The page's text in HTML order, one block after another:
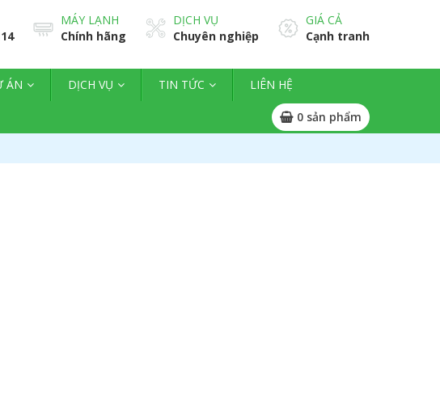
MÁY LẠNH
Chính hãng
DỊCH VỤ
Chuyên nghiệp
GIÁ CẢ
Cạnh tranh
ÁN DỊCH VỤ TIN TỨC LIÊN HỆ
0 sản phẩm